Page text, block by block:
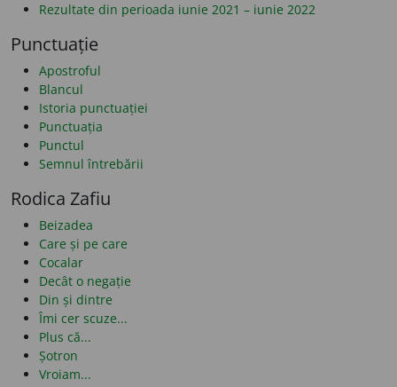
Rezultate din perioada iunie 2021 – iunie 2022
Punctuație
Apostroful
Blancul
Istoria punctuației
Punctuația
Punctul
Semnul întrebării
Rodica Zafiu
Beizadea
Care și pe care
Cocalar
Decât o negație
Din și dintre
Îmi cer scuze...
Plus că...
Șotron
Vroiam...